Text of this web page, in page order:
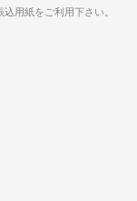
用紙をご利用下さい。